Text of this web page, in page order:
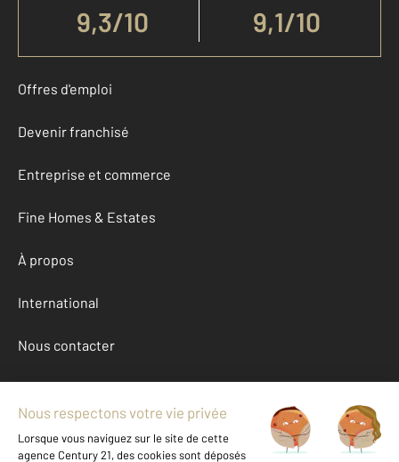
9,3/10 9,1/10
Offres d'emploi
Devenir franchisé
Entreprise et commerce
Fine Homes & Estates
À propos
International
Nous contacter
Mentions légales & CGU et Barèmes d'honoraires
Données personnelles